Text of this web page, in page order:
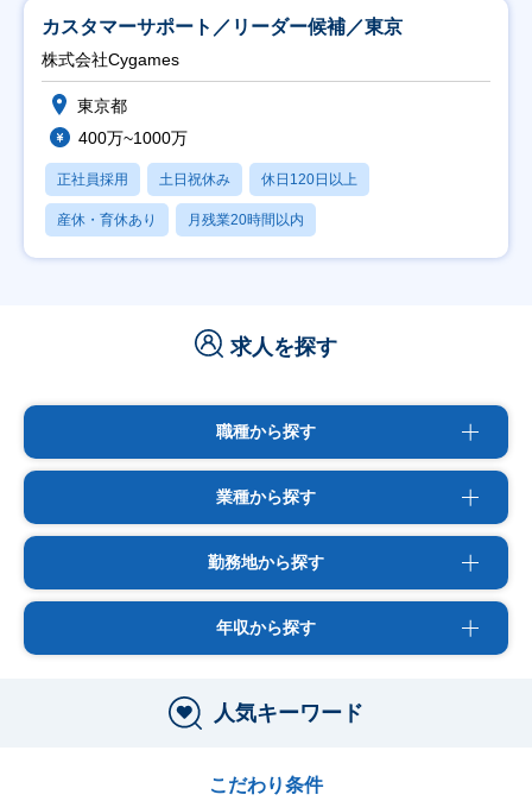
カスタマーサポート／リーダー候補／東京
株式会社Cygames
東京都
400万~1000万
正社員採用 土日祝休み 休日120日以上
産休・育休あり 月残業20時間以内
求人を探す
職種から探す
業種から探す
勤務地から探す
年収から探す
人気キーワード
こだわり条件